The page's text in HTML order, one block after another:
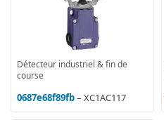
Détecteur industriel & fin de
course
0687e68f89fb– XC1AC117